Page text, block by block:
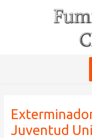
Juventud